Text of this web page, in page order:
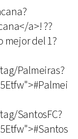
a>! ??
mejor del 1?
Palmeiras?
SantosFC?